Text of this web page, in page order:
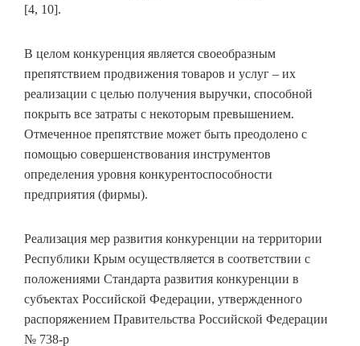
[4, 10].
В целом конкуренция является своеобразным
препятствием продвижения товаров и услуг – их
реализации с целью получения выручки, способной
покрыть все затраты с некоторым превышением.
Отмеченное препятствие может быть преодолено с
помощью совершенствования инструментов
определения уровня конкурентоспособности
предприятия (фирмы).
Реализация мер развития конкуренции на территории
Республики Крым осуществляется в соответствии с
положениями Стандарта развития конкуренции в
субъектах Российской Федерации, утвержденного
распоряжением Правительства Российской Федерации
№ 738-р